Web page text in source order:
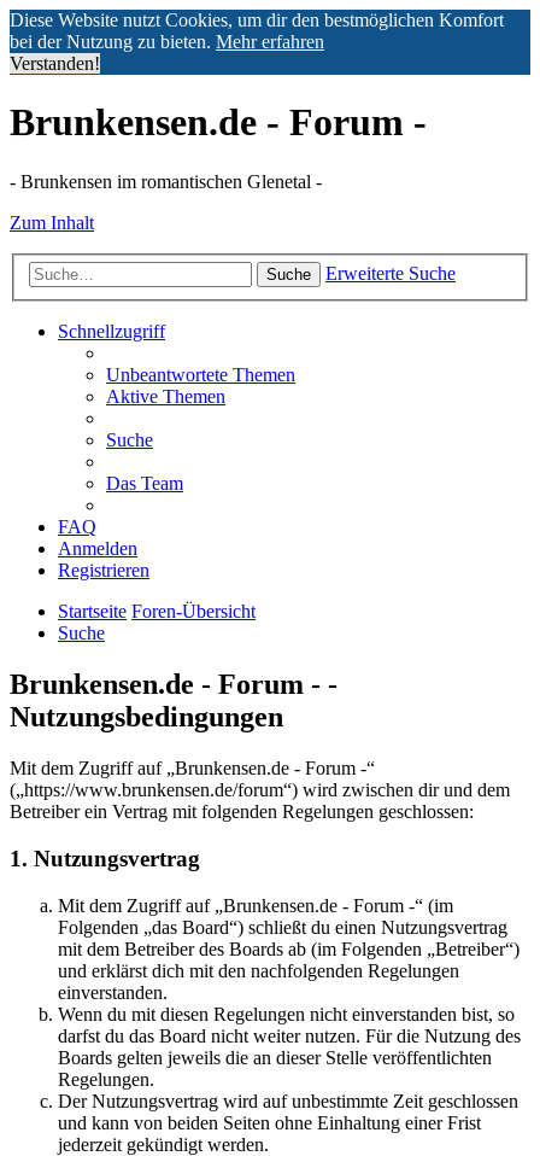
Diese Website nutzt Cookies, um dir den bestmöglichen Komfort
bei der Nutzung zu bieten. Mehr erfahren
Verstanden!
Brunkensen.de - Forum -
- Brunkensen im romantischen Glenetal -
Zum Inhalt
Suche Erweiterte Suche
Schnellzugriff
Unbeantwortete Themen
Aktive Themen
Suche
Das Team
FAQ
Anmelden
Registrieren
Startseite Foren-Übersicht
Suche
Brunkensen.de - Forum - -
Nutzungsbedingungen
Mit dem Zugriff auf „Brunkensen.de - Forum -“
(„https://www.brunkensen.de/forum“) wird zwischen dir und dem
Betreiber ein Vertrag mit folgenden Regelungen geschlossen:
1. Nutzungsvertrag
Mit dem Zugriff auf „Brunkensen.de - Forum -“ (im
Folgenden „das Board“) schließt du einen Nutzungsvertrag
mit dem Betreiber des Boards ab (im Folgenden „Betreiber“)
und erklärst dich mit den nachfolgenden Regelungen
einverstanden.
Wenn du mit diesen Regelungen nicht einverstanden bist, so
darfst du das Board nicht weiter nutzen. Für die Nutzung des
Boards gelten jeweils die an dieser Stelle veröffentlichten
Regelungen.
Der Nutzungsvertrag wird auf unbestimmte Zeit geschlossen
und kann von beiden Seiten ohne Einhaltung einer Frist
jederzeit gekündigt werden.